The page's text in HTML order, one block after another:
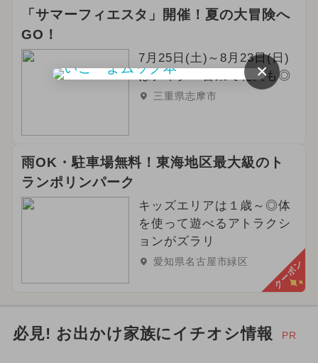
「サマーフィエスタ」開催！夏の大冒険へ
GO！
7月25日(土)～8月23日(日)
はナイター営業で花火も◎
三重県志摩市
雨OK・駐車場無料！東海地区最大級のト
ランポリンパーク
キッズエリアは１歳～◎体
を使って遊べるアトラクシ
ョンがズラリ
愛知県名古屋市緑区 クーポン
必見! お出かけ家族にイチオシ情報 PR
×